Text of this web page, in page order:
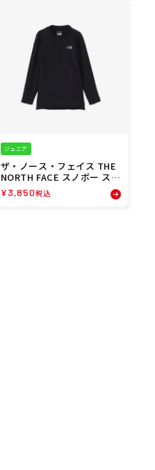
ィース ユニセックス 25-26
ジュニア
ザ・ノース・フェイス THE
NORTH FACE スノボー スノ
ボ スノーボード ウェア イン
ナーシャツ アンダーシャツ
¥3,850税込